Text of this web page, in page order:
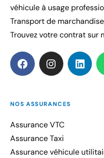
véhicule à usage
Transport de
Trouvez votre contrat sur
NOS ASSURANCES
Assurance VTC
Assurance Taxi
Assurance véhicule